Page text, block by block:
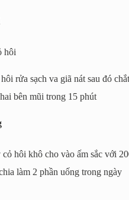
hôi
rửa sạch va giã nát sau đó
bên mũi trong 15 phút
hôi khô cho vào ấm sắc với
làm 2 phần uống trong ngày